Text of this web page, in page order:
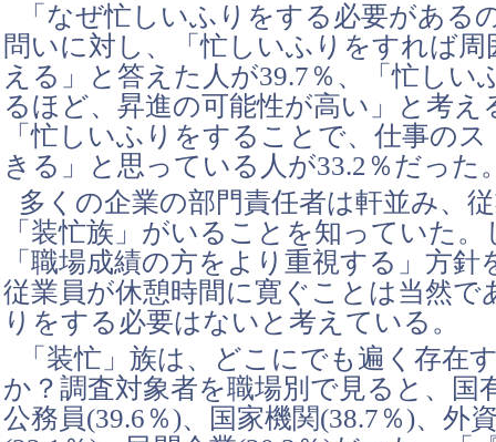
「なぜ忙しいふりをする必要がある
問いに対し、「忙しいふりをすれば周
える」と答えた人が39.7％、「忙しい
るほど、昇進の可能性が高い」と考え
「忙しいふりをすることで、仕事の
きる」と思っている人が33.2％だった
多くの企業の部門責任者は軒並み、
「装忙族」がいることを知っていた
「職場成績の方をより重視する」方
従業員が休憩時間に寛ぐことは当然で
りをする必要はないと考えている。
「装忙」族は、どこにでも遍く存在
か？調査対象者を職場別で見ると、国
公務員(39.6％)、国家機関(38.7％)、外